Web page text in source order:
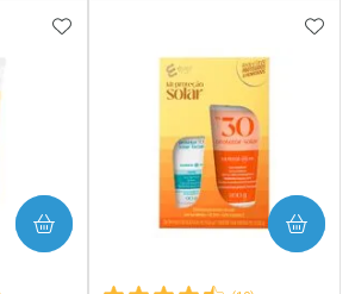
ADICIONAR AOS FAVORITOS
COMPRAR